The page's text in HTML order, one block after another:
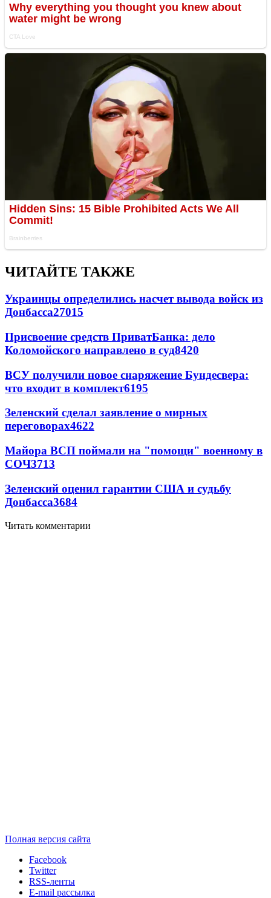
ЧИТАЙТЕ ТАКЖЕ
Украинцы определились насчет вывода войск из
Донбасса27015
Присвоение средств ПриватБанка: дело
Коломойского направлено в суд8420
ВСУ получили новое снаряжение Бундесвера:
что входит в комплект6195
Зеленский сделал заявление о мирных
переговорах4622
Майора ВСП поймали на "помощи" военному в
СОЧ3713
Зеленский оценил гарантии США и судьбу
Донбасса3684
Читать комментарии
Полная версия сайта
Facebook
Twitter
RSS-ленты
E-mail рассылка